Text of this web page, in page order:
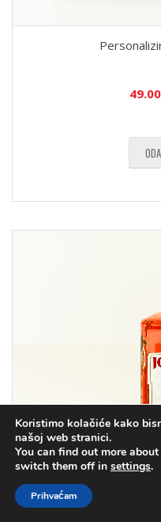
49.00
Koristimo kolačiće kako
našoj web stranici.
You can find out more
switch them off in settings.
Prihvaćam